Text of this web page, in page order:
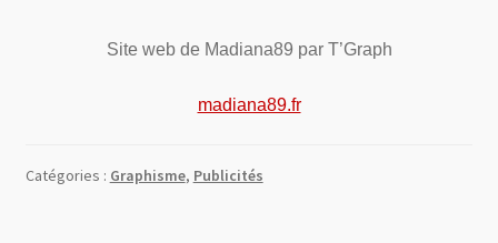
Site web de Madiana89 par T’Graph
madiana89.fr
Catégories : Graphisme, Publicités